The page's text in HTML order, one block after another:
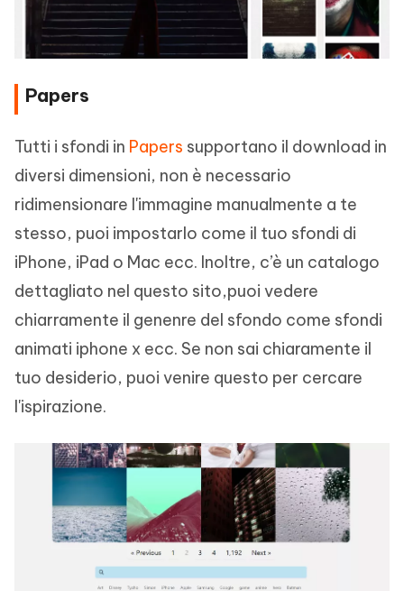
Papers
Tutti i sfondi in Papers supportano il download in
diversi dimensioni, non è necessario
ridimensionare l'immagine manualmente a te
stesso, puoi impostarlo come il tuo sfondi di
iPhone, iPad o Mac ecc. Inoltre, c’è un catalogo
dettagliato nel questo sito,puoi vedere
chiarramente il genenre del sfondo come sfondi
animati iphone x ecc. Se non sai chiaramente il
tuo desiderio, puoi venire questo per cercare
l'ispirazione.